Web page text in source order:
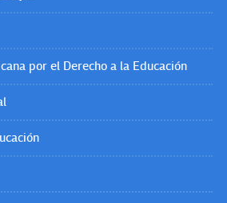
por el Derecho a la Educación